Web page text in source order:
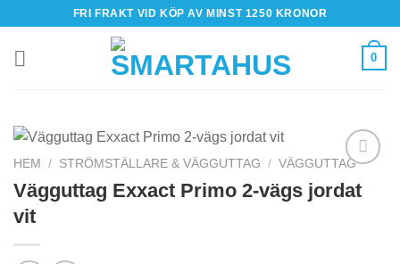
content
FRI FRAKT VID KÖP AV MINST 1250 KRONOR
0
HEM / STRÖMSTÄLLARE & VÄGGUTTAG / VÄGGUTTAG
Vägguttag Exxact Primo 2-vägs jordat
vit